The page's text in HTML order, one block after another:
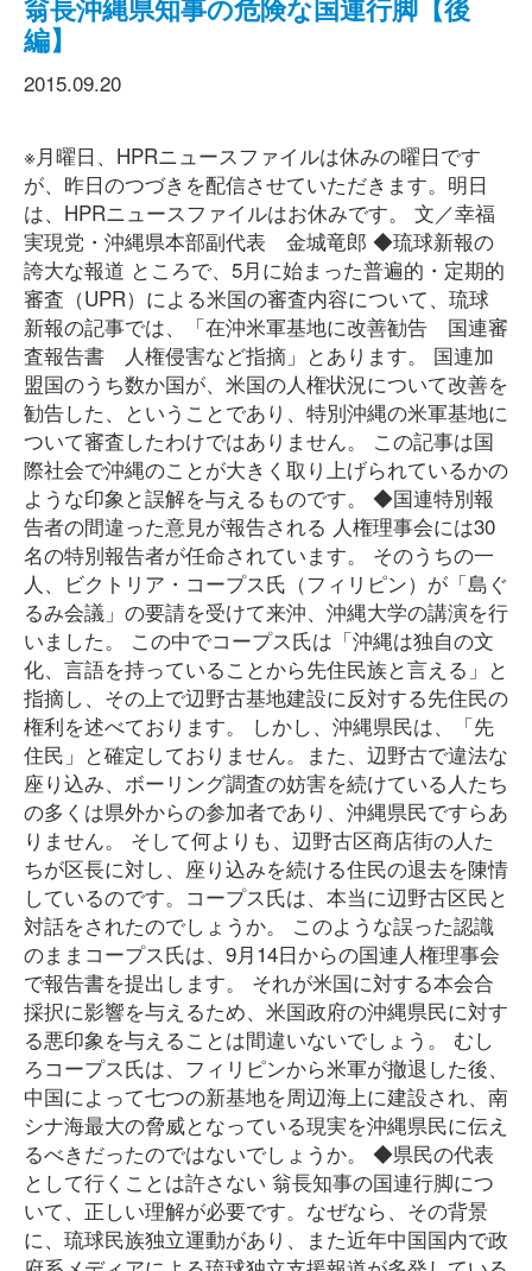
翁長沖縄県知事の危険な国連行脚【後
編】
2015.09.20
※月曜日、HPRニュースファイルは休みの曜日です
が、昨日のつづきを配信させていただきます。明日
は、HPRニュースファイルはお休みです。 文／幸福
実現党・沖縄県本部副代表 金城竜郎 ◆琉球新報の
誇大な報道 ところで、5月に始まった普遍的・定期的
審査（UPR）による米国の審査内容について、琉球
新報の記事では、「在沖米軍基地に改善勧告 国連審
査報告書 人権侵害など指摘」とあります。 国連加
盟国のうち数か国が、米国の人権状況について改善を
勧告した、ということであり、特別沖縄の米軍基地に
ついて審査したわけではありません。 この記事は国
際社会で沖縄のことが大きく取り上げられているかの
ような印象と誤解を与えるものです。 ◆国連特別報
告者の間違った意見が報告される 人権理事会には30
名の特別報告者が任命されています。 そのうちの一
人、ビクトリア・コープス氏（フィリピン）が「島ぐ
るみ会議」の要請を受けて来沖、沖縄大学の講演を行
いました。 この中でコープス氏は「沖縄は独自の文
化、言語を持っていることから先住民族と言える」と
指摘し、その上で辺野古基地建設に反対する先住民の
権利を述べております。 しかし、沖縄県民は、「先
住民」と確定しておりません。また、辺野古で違法な
座り込み、ボーリング調査の妨害を続けている人たち
の多くは県外からの参加者であり、沖縄県民ですらあ
りません。 そして何よりも、辺野古区商店街の人た
ちが区長に対し、座り込みを続ける住民の退去を陳情
しているのです。コープス氏は、本当に辺野古区民と
対話をされたのでしょうか。 このような誤った認識
のままコープス氏は、9月14日からの国連人権理事会
で報告書を提出します。 それが米国に対する本会合
採択に影響を与えるため、米国政府の沖縄県民に対す
る悪印象を与えることは間違いないでしょう。 むし
ろコープス氏は、フィリピンから米軍が撤退した後、
中国によって七つの新基地を周辺海上に建設され、南
シナ海最大の脅威となっている現実を沖縄県民に伝え
るべきだったのではないでしょうか。 ◆県民の代表
として行くことは許さない 翁長知事の国連行脚につ
いて、正しい理解が必要です。なぜなら、その背景
に、琉球民族独立運動があり、また近年中国国内で政